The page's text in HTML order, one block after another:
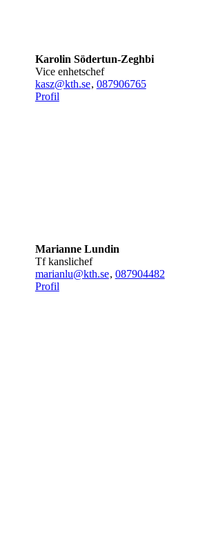
Karolin Södertun-Zeghbi
vice enhetschef
kasz@kth.se, 087906765
Profil
Marianne Lundin
tf kanslichef
marianlu@kth.se, 087904482
Profil